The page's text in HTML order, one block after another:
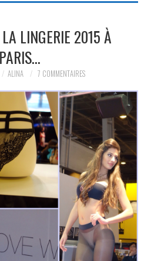
LE
Y
LINGERIE 2015 À
PARIS…
ALINA 7 COMMENTAIRES